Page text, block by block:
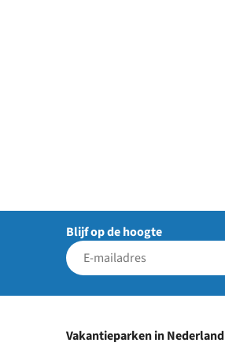
Blijf op de hoogte
Vakantieparken in Nederland